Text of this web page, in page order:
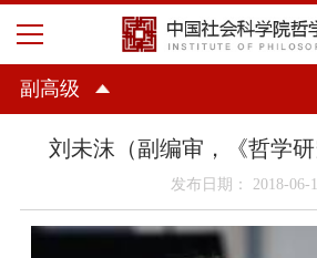
副高级
刘未沫（副编审，《哲学研
发布日期： 2018-06-